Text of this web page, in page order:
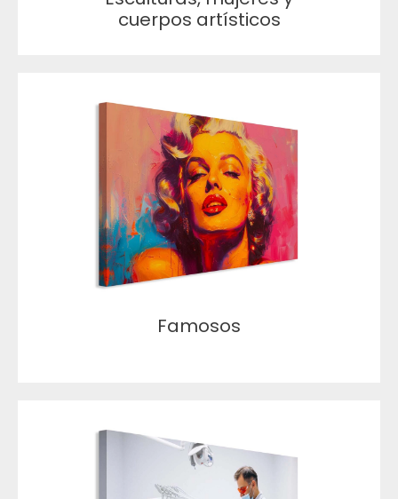
cuerpos artísticos
Famosos